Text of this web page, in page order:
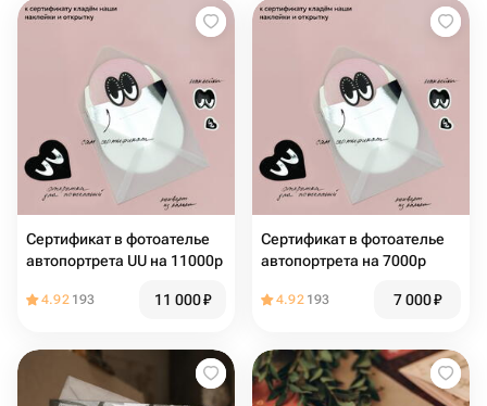
Сертификат в фотоателье
автопортрета UU на 11000р
4.92 193 11 000₽
Сертификат в фотоателье
автопортрета на 7000р
4.92 193 7 000₽